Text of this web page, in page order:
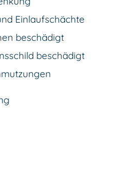
Einlaufschächte
beschädigt
beschädigt